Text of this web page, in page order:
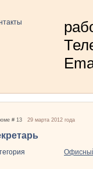
# 13 29 марта 2012 года